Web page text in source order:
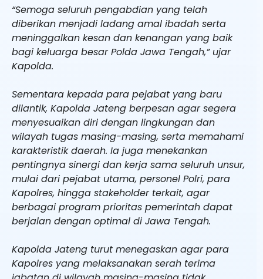
“Semoga seluruh pengabdian yang telah
diberikan menjadi ladang amal ibadah serta
meninggalkan kesan dan kenangan yang baik
bagi keluarga besar Polda Jawa Tengah,” ujar
Kapolda.
Sementara kepada para pejabat yang baru
dilantik, Kapolda Jateng berpesan agar segera
menyesuaikan diri dengan lingkungan dan
wilayah tugas masing-masing, serta memahami
karakteristik daerah. Ia juga menekankan
pentingnya sinergi dan kerja sama seluruh unsur,
mulai dari pejabat utama, personel Polri, para
Kapolres, hingga stakeholder terkait, agar
berbagai program prioritas pemerintah dapat
berjalan dengan optimal di Jawa Tengah.
Kapolda Jateng turut menegaskan agar para
Kapolres yang melaksanakan serah terima